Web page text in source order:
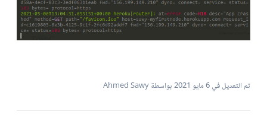
تم التعديل في6 مايو 2021 بواسطة Ahmed Sawy